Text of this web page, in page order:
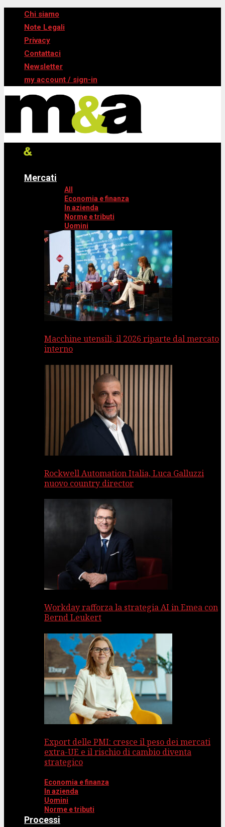
Chi siamo
Note Legali
Privacy
Contattaci
Newsletter
my account / sign-in
Mercati
All
Economia e finanza
In azienda
Norme e tributi
Uomini
Macchine utensili, il 2026 riparte dal mercato
interno
Rockwell Automation Italia, Luca Galluzzi
nuovo country director
Workday rafforza la strategia AI in Emea con
Bernd Leukert
Export delle PMI: cresce il peso dei mercati
extra-UE e il rischio di cambio diventa
strategico
Economia e finanza
In azienda
Uomini
Norme e tributi
Processi